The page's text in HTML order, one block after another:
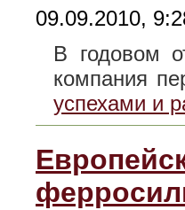
09.09.2010,
В годовом
компания
успехами и